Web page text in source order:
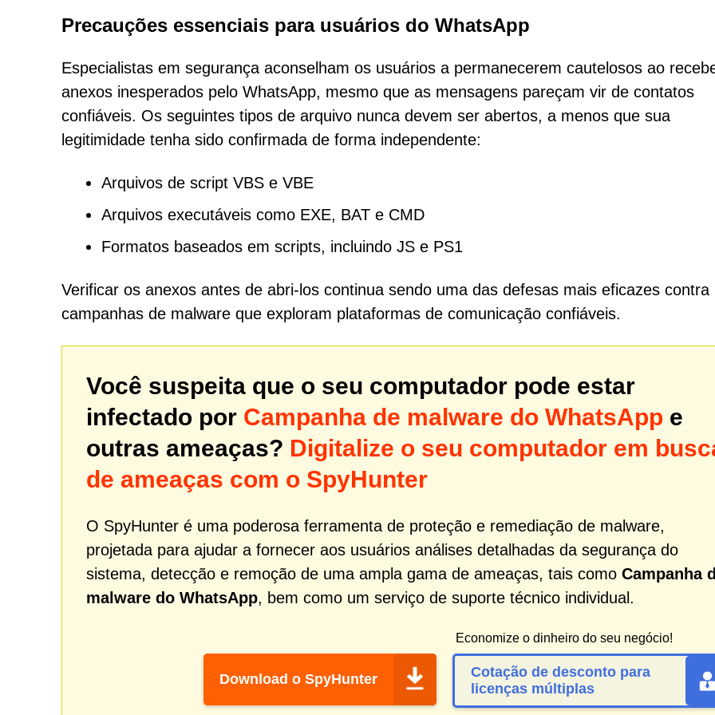
Precauções essenciais para usuários do WhatsApp
Especialistas em segurança aconselham os usuários a permanecerem cautelosos ao
anexos inesperados pelo WhatsApp, mesmo que as mensagens pareçam vir de contatos
confiáveis. Os seguintes tipos de arquivo nunca devem ser abertos, a menos que sua
legitimidade tenha sido confirmada de forma independente:
Arquivos de script VBS e VBE
Arquivos executáveis como EXE, BAT e CMD
Formatos baseados em scripts, incluindo JS e PS1
Verificar os anexos antes de abri-los continua sendo uma das defesas mais eficazes contra
campanhas de malware que exploram plataformas de comunicação confiáveis.
Você suspeita que o seu computador pode estar
infectado por Campanha de malware do WhatsApp e
outras ameaças? Digitalize o seu computador em
de ameaças com o SpyHunter
O SpyHunter é uma poderosa ferramenta de proteção e remediação de malware,
projetada para ajudar a fornecer aos usuários análises detalhadas da segurança do
sistema, detecção e remoção de uma ampla gama de ameaças, tais como Campanha
malware do WhatsApp, bem como um serviço de suporte técnico individual.
Download o SpyHunter
Economize o dinheiro do seu negócio!
Cotação de desconto para
licenças múltiplas